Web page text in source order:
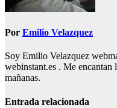
Por Emilio Velazquez
Soy Emilio Velazquez
webinstant.es . Me encantan
mañanas.
Entrada relacionada